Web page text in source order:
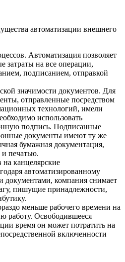
автоматизации внешнего
Автоматизация позволяет
затраты на все операции,
подписанием, отправкой
значимости документов. Для
отправленные посредством
технологий, имели
использовать
подпись. Подписанные
документы имеют ту же
бумажная документация,
и печатью.
канцелярские
автоматизированному
документами, компания снимает
пишущие принадлежности,
меньше рабочего времени на
работу. Освободившееся
время он может потратить на
включенности